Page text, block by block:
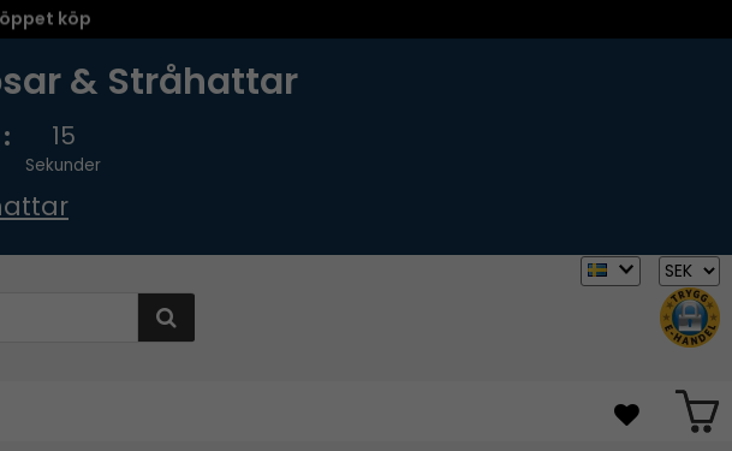
köp
& Stråhattar
14
Sekunder